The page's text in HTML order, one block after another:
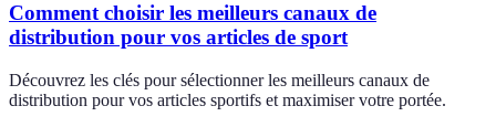
Comment choisir les meilleurs canaux de
distribution pour vos articles de sport
Découvrez les clés pour sélectionner les meilleurs canaux de
distribution pour vos articles sportifs et maximiser votre portée.